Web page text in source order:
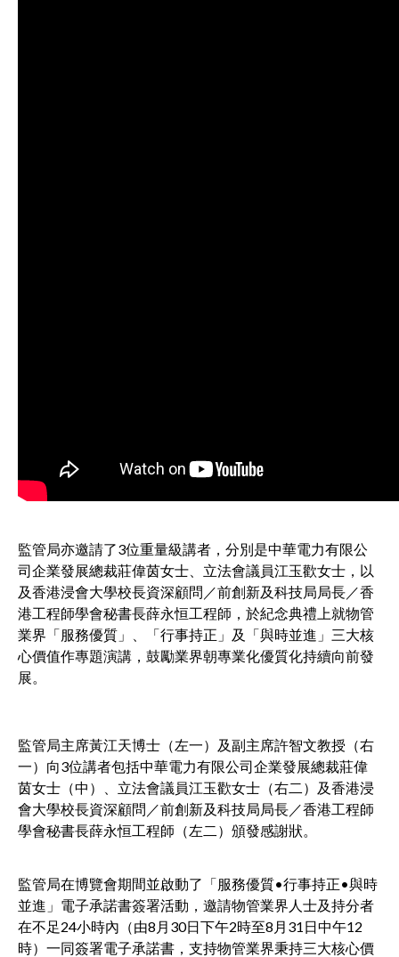
監管局亦邀請了3位重量級講者，分別是中華電力有限公
司企業發展總裁莊偉茵女士、立法會議員江玉歡女士，以
及香港浸會大學校長資深顧問／前創新及科技局局長／香
港工程師學會秘書長薛永恒工程師，於紀念典禮上就物管
業界「服務優質」、「行事持正」及「與時並進」三大核
心價值作專題演講，鼓勵業界朝專業化優質化持續向前發
展。
監管局主席黃江天博士（左一）及副主席許智文教授（右
一）向3位講者包括中華電力有限公司企業發展總裁莊偉
茵女士（中）、立法會議員江玉歡女士（右二）及香港浸
會大學校長資深顧問／前創新及科技局局長／香港工程師
學會秘書長薛永恒工程師（左二）頒發感謝狀。
監管局在博覽會期間並啟動了「服務優質•行事持正•與時
並進」電子承諾書簽署活動，邀請物管業界人士及持分者
在不足24小時內（由8月30日下午2時至8月31日中午12
時）一同簽署電子承諾書，支持物管業界秉持三大核心價